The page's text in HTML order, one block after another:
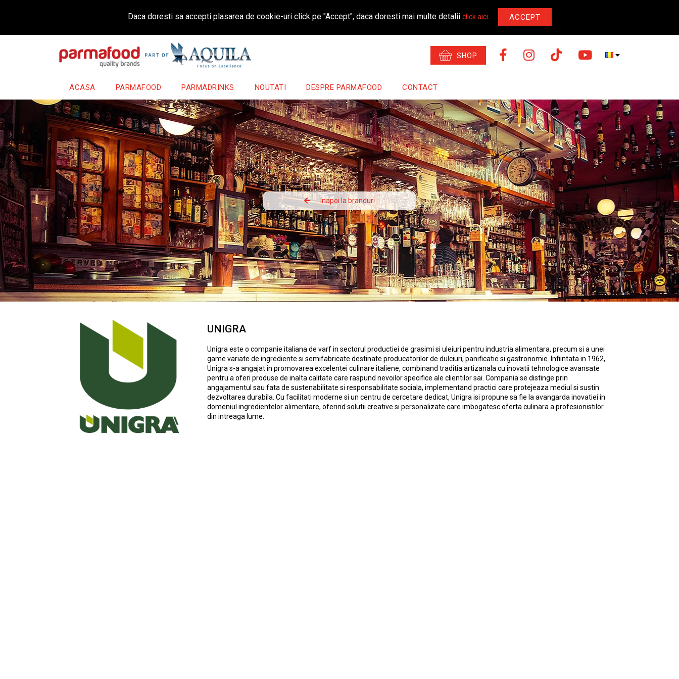
Daca doresti sa accepti plasarea de cookie-uri click pe "Accept", daca doresti mai multe detalii click aici ACCEPT
SHOP
ACASA PARMAFOOD PARMADRINKS NOUTATI DESPRE PARMAFOOD CONTACT
Inapoi la branduri
UNIGRA
Unigra este o companie italiana de varf in sectorul productiei de grasimi si uleiuri pentru industria alimentara, precum si a unei
game variate de ingrediente si semifabricate destinate producatorilor de dulciuri, panificatie si gastronomie. Infiintata in 1962,
Unigra s-a angajat in promovarea excelentei culinare italiene, combinand traditia artizanala cu inovatii tehnologice avansate
pentru a oferi produse de inalta calitate care raspund nevoilor specifice ale clientilor sai. Compania se distinge prin
angajamentul sau fata de sustenabilitate si responsabilitate sociala, implementand practici care protejeaza mediul si sustin
dezvoltarea durabila. Cu facilitati moderne si un centru de cercetare dedicat, Unigra isi propune sa fie la avangarda inovatiei in
domeniul ingredientelor alimentare, oferind solutii creative si personalizate care imbogatesc oferta culinara a profesionistilor
din intreaga lume.